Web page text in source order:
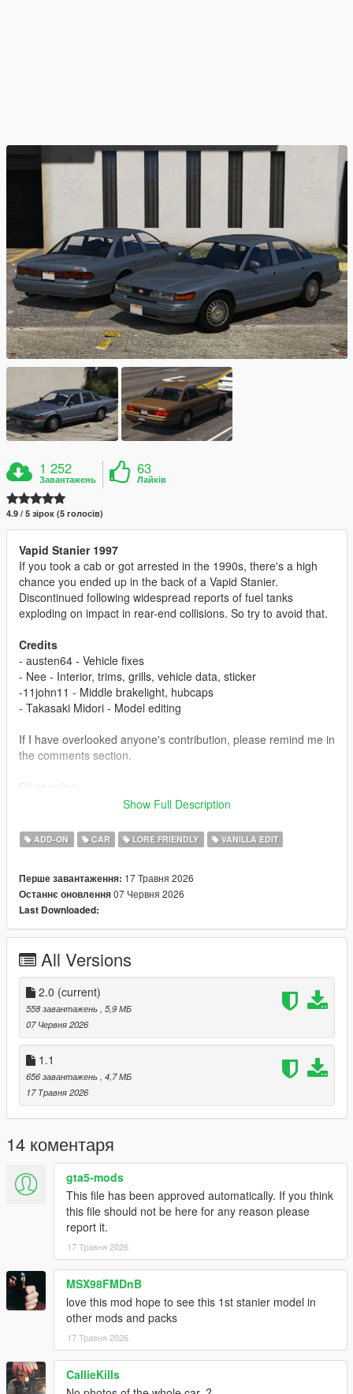
1 252
Завантажень
63
Лайків
4.9 / 5 зірок (5 голосів)
Vapid Stanier 1997
If you took a cab or got arrested in the 1990s, there's a high
chance you ended up in the back of a Vapid Stanier.
Discontinued following widespread reports of fuel tanks
exploding on impact in rear-end collisions. So try to avoid that.
Credits
- austen64 - Vehicle fixes
- Nee - Interior, trims, grills, vehicle data, sticker
-11john11 - Middle brakelight, hubcaps
- Takasaki Midori - Model editing
If I have overlooked anyone's contribution, please remind me in
the comments section.
2.0
- New headlights and front grille
Installation
1.copy the 'tm_stanier97' folder to the file path
"mods/update/x64/dlcpacks/"
"mods/update/update.rpf/common/data/". Add "<
Item>dlcpacks:/tm_stanier97/< /Item>"
3.Remember to save the file and enjoy it.
Show Full Description
ADD-ON CAR LORE FRIENDLY VANILLA EDIT
Перше завантаження: 17 Травня 2026
Останнє оновлення07 Червня 2026
Last Downloaded:
All Versions
2.0 (current)
558 завантажень
, 5,9 МБ
07 Червня 2026
1.1
656 завантажень
, 4,7 МБ
17 Травня 2026
14 коментаря
gta5-mods
This file has been approved automatically. If you think
this file should not be here for any reason please
report it.
17 Травня 2026
MSX98FMDnB
love this mod hope to see this 1st stanier model in
other mods and packs
17 Травня 2026
CallieKills